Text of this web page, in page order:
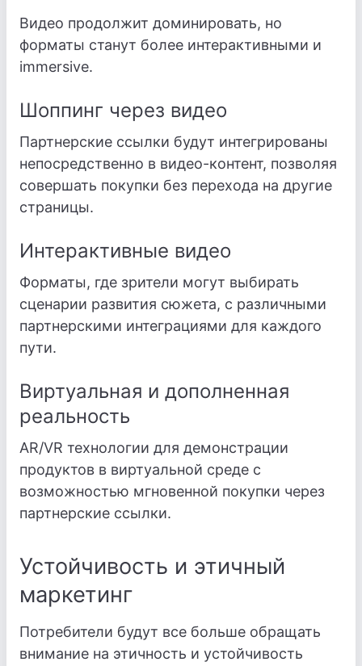
Видео продолжит доминировать, но
форматы станут более интерактивными и
immersive.
Шоппинг через видео
Партнерские ссылки будут интегрированы
непосредственно в видео-контент, позволяя
совершать покупки без перехода на другие
страницы.
Интерактивные видео
Форматы, где зрители могут выбирать
сценарии развития сюжета, с различными
партнерскими интеграциями для каждого
пути.
Виртуальная и дополненная
реальность
AR/VR технологии для демонстрации
продуктов в виртуальной среде с
возможностью мгновенной покупки через
партнерские ссылки.
Устойчивость и этичный
маркетинг
Потребители будут все больше обращать
внимание на этичность и устойчивость